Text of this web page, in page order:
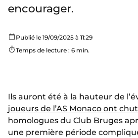
encourager.
Publié le 19/09/2025 à 11:29
Temps de lecture : 6 min.
Ils auront été à la hauteur de
joueurs de l’AS Monaco ont
homologues du Club Bruges
une première période